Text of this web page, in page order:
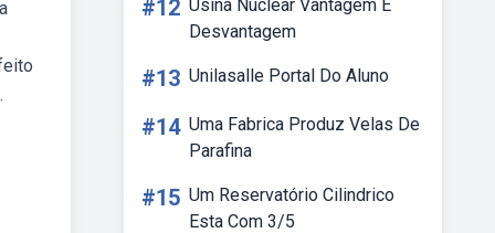
#12 Usina Nuclear Vantagem E
Desvantagem
#13 Unilasalle Portal Do Aluno
#14 Uma Fabrica Produz Velas De
Parafina
#15 Um Reservatório Cilindrico
Esta Com 3/5